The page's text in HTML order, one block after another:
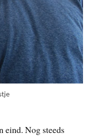
eind. Nog steeds